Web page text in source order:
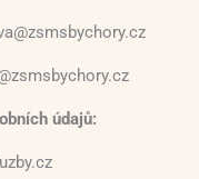
údajů: